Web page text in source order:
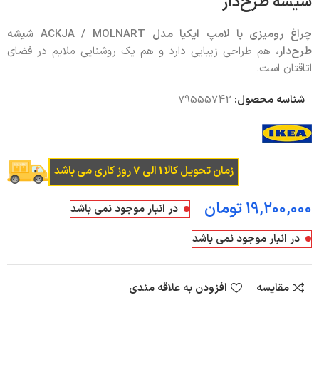
چراغ رومیزی با لامپ ایکیا مدل ACKJA / MOLNART شیشه
طرح‌دار، هم طراحی زیبایی دارد و هم یک روشنایی ملایم در فضای
اتاقتان است.
شناسه محصول: 79555742
زمان تحویل کالا 1 الی 7 روز کاری می باشد
تومان
در انبار موجود نمی باشد
در انبار موجود نمی باشد
مقایسه افزودن به علاقه مندی